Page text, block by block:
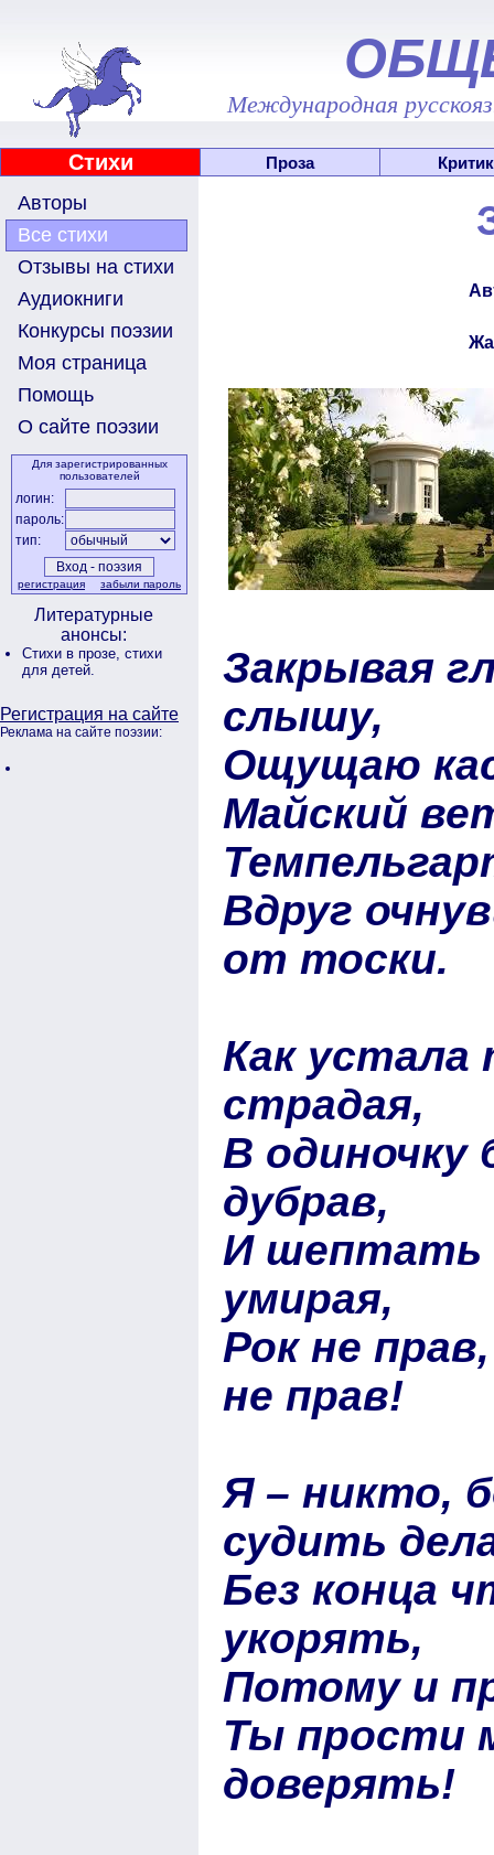
Международная
Стихи Проза
Авторы
Все стихи
Отзывы на стихи
Аудиокниги
Конкурсы поэзии
Моя страница
Помощь
О сайте поэзии
Для зарегистрированных
пользователей
логин:
пароль:
тип:
регистрация забыли пароль
Литературные
анонсы:
Стихи в прозе, стихи
для детей.
Регистрация на сайте
Реклама на сайте поэзии:
Закрывая
слышу,
Ощущаю
Майский
Вдруг
от тоски.
Как устала
страдая,
В одиночку
дубрав,
И шептать
умирая,
Рок не
не прав!
Я – никто,
судить
Без конца
укорять,
Потому и
Ты прости
доверять!